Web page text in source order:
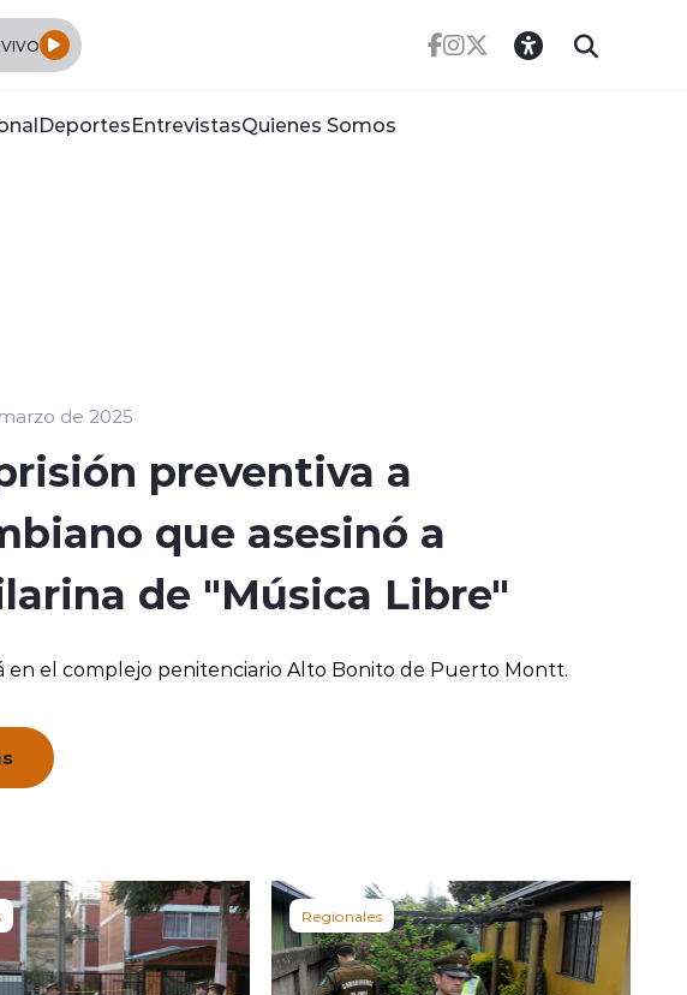
DeportesEntrevistasQuienes Somos
de 2025
preventiva a
que asesinó a
de "Música Libre"
en el complejo penitenciario Alto Bonito de Puerto Montt.
Regionales